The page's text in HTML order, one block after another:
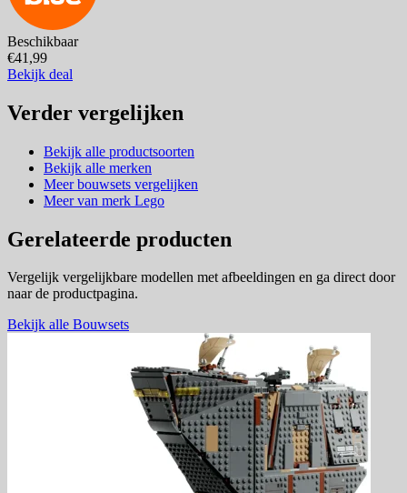
Beschikbaar
€41,99
Bekijk deal
Verder vergelijken
Bekijk alle productsoorten
Bekijk alle merken
Meer bouwsets vergelijken
Meer van merk Lego
Gerelateerde producten
Vergelijk vergelijkbare modellen met afbeeldingen en ga direct door
naar de productpagina.
Bekijk alle Bouwsets